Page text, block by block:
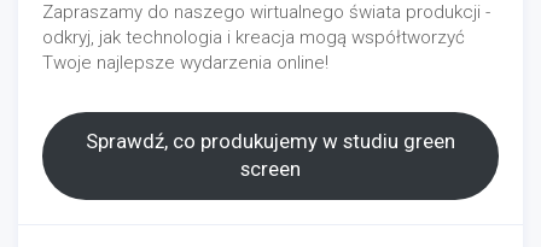
Zapraszamy do naszego wirtualnego świata produkcji -
odkryj, jak technologia i kreacja mogą współtworzyć
Twoje najlepsze wydarzenia online!
Sprawdź, co produkujemy w studiu green
screen